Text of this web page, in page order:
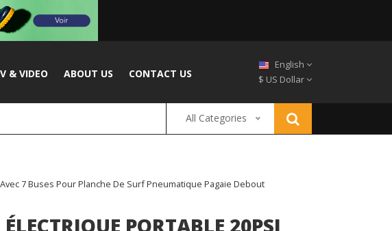
& VIDEO ABOUT US CONTACT US
English
$ US Dollar
All Categories
7 Buses Pour Planche De Surf Pneumatique Pagaie Debout
PORTABLE 20PSI